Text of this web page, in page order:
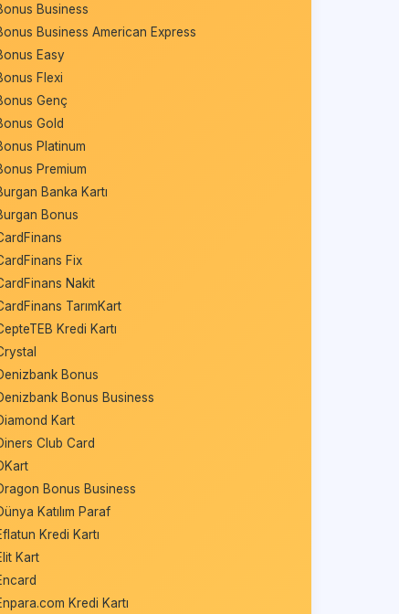
Business
Business American Express
Easy
Flexi
Genç
Gold
Platinum
Premium
Banka Kartı
Bonus
Fix
Nakit
TarımKart
Kredi Kartı
Bonus
Bonus Business
Kart
Club Card
Bonus Business
Katılım Paraf
Kredi Kartı
Kart
Kredi Kartı